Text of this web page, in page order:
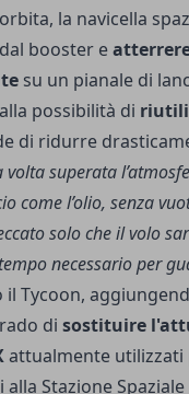
la navicella
booster e
su un pianale di
possibilità di
di ridurre
volta superata
come l’olio, senza
solo che il volo
necessario per
Tycoon,
di sostituire
attualmente utilizzati
alla Stazione